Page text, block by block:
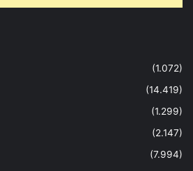
(1.072)
(14.419)
(1.299)
(2.147)
(7.994)